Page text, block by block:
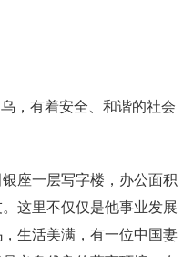
，有着安全、和谐的社会
座一层写字楼，办公面积
这里不仅仅是他事业发展
生活美满，有一位中国妻